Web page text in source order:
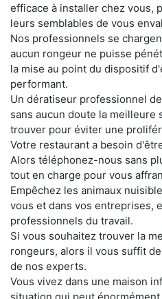
efficace à installer chez vous,
leurs semblables de vous
Nos professionnels se
aucun rongeur ne puisse
la mise au point du dispositif
performant.
Un dératiseur professionnel
sans aucun doute la
trouver pour éviter une
Votre restaurant a besoin
Alors téléphonez-nous sans
tout en charge pour vous
Empêchez les animaux
vous et dans vos entreprises,
professionnels du travail.
Si vous souhaitez trouver la
rongeurs, alors il vous suffit
de nos experts.
Vous vivez dans une maison
situation qui peut